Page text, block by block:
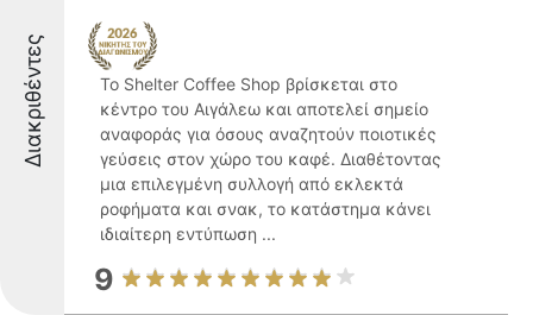
Διακριθέντες
Το Shelter Coffee Shop βρίσκεται στο
κέντρο του Αιγάλεω και αποτελεί σημείο
αναφοράς για όσους αναζητούν ποιοτικές
γεύσεις στον χώρο του καφέ. Διαθέτοντας
μια επιλεγμένη συλλογή από εκλεκτά
ροφήματα και σνακ, το κατάστημα κάνει
ιδιαίτερη εντύπωση ...
9